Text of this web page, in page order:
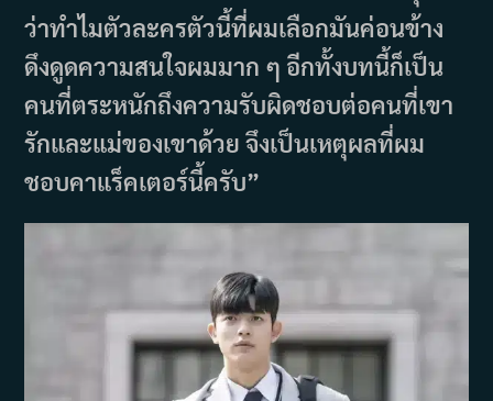
ว่าทำไมตัวละครตัวนี้ที่ผมเลือกมันค่อนข้าง
ดึงดูดความสนใจผมมาก ๆ อีกทั้งบทนี้ก็เป็น
คนที่ตระหนักถึงความรับผิดชอบต่อคนที่เขา
รักและแม่ของเขาด้วย จึงเป็นเหตุผลที่ผม
ชอบคาแร็คเตอร์นี้ครับ”